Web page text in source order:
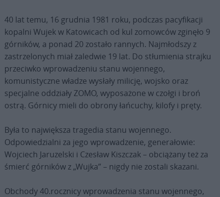
40 lat temu, 16 grudnia 1981 roku, podczas pacyfikacji
kopalni Wujek w Katowicach od kul zomowców zginęło 9
górników, a ponad 20 zostało rannych. Najmłodszy z
zastrzelonych miał zaledwie 19 lat. Do stłumienia strajku
przeciwko wprowadzeniu stanu wojennego,
komunistyczne władze wysłały milicję, wojsko oraz
specjalne oddziały ZOMO, wyposażone w czołgi i broń
ostrą. Górnicy mieli do obrony łańcuchy, kilofy i pręty.
Była to największa tragedia stanu wojennego.
Odpowiedzialni za jego wprowadzenie, generałowie:
Wojciech Jaruzelski i Czesław Kiszczak – obciążany też za
śmierć górników z „Wujka” – nigdy nie zostali skazani.
Obchody 40.rocznicy wprowadzenia stanu wojennego,